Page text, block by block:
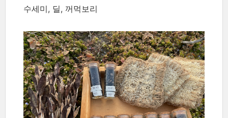
수세미, 딜, 꺼먹보리